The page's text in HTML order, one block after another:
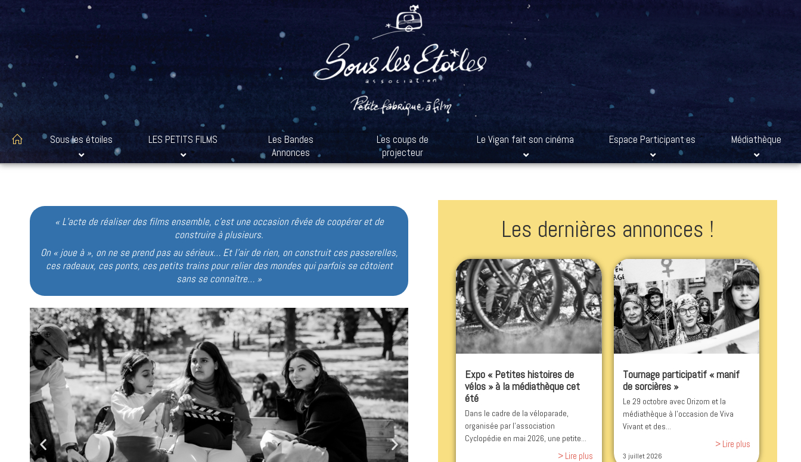
Sous les étoiles LES PETITS FILMS
Les Bandes
Annonces
Les coups de
projecteur
Le Vigan fait son cinéma Espace Participant·es Médiathèque
« L’acte de réaliser des films ensemble, c’est une occasion rêvée de coopérer et de
construire à plusieurs.
On « joue à », on ne se prend pas au sérieux… Et l’air de rien, on construit ces passerelles,
ces radeaux, ces ponts, ces petits trains pour relier des mondes qui parfois se côtoient
sans se connaître… »
Les dernières annonces !
Expo « Petites histoires de
vélos » à la médiathèque cet
été
Dans le cadre de la véloparade,
organisée par l'association
Cyclopédie en mai 2026, une petite...
> Lire plus
Tournage participatif « manif
de sorcières »
Le 29 octobre avec Orizom et la
médiathèque à l'occasion de Viva
Vivant et des...
> Lire plus
3 juillet 2026